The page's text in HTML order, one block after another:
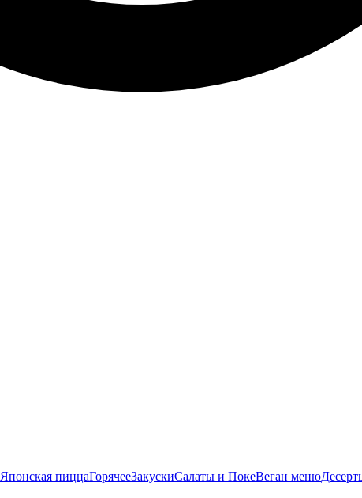
Японская пиццаГорячееЗакускиСалаты и ПокеВеган меню